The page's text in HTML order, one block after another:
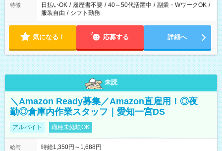
特徴 日払いOK / 履歴書不要 / 40～50代活躍中 / 副業・WワークOK /
服装自由 / シフト勤務
気になる！ 応募する 詳細へ
未読
＼Amazon Ready募集／Amazon直雇用！◎夜
勤◎倉庫内作業スタッフ｜愛知一宮DS
アルバイト 職種未経験OK
給与
時給1,350円～1,688円